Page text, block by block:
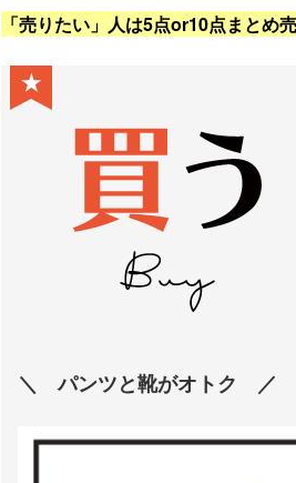
「売りたい」人は5点or10点まとめ
★
＼ パンツと靴がオトク ／